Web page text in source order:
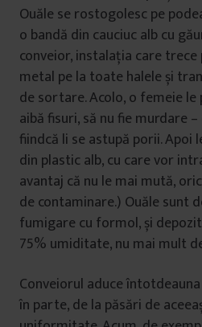
Ouăle se rostogolesc pe
o bandă din cauciuc alb cu
conveior, instalația care
metal pe la toate halele și
de sortare. Acolo, o femeie le
aibă fisuri, să nu fie murdare
fiindcă li se astupă porii. Apoi
din plastic alb, cu care vor
avantaj că nu le mai mută,
de contaminare.) Ouăle sunt
fumigare cu formol, și
75% umiditate, nu mai mult
Conveiorul aduce
în parte, de la păsări de